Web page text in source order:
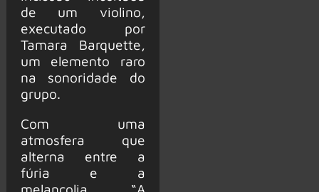
de um violino,
executado por
Tamara Barquette,
um elemento raro
na sonoridade do
grupo.
Com uma
atmosfera que
alterna entre a
fúria e a